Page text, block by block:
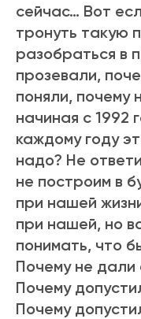
сейчас… Вот
тронуть такую
разобраться в
прозевали,
поняли, почему
начиная с 1992
каждому году
надо? Не
не построим в
при нашей
при нашей, но
понимать, что
Почему не дали
Почему
Почему